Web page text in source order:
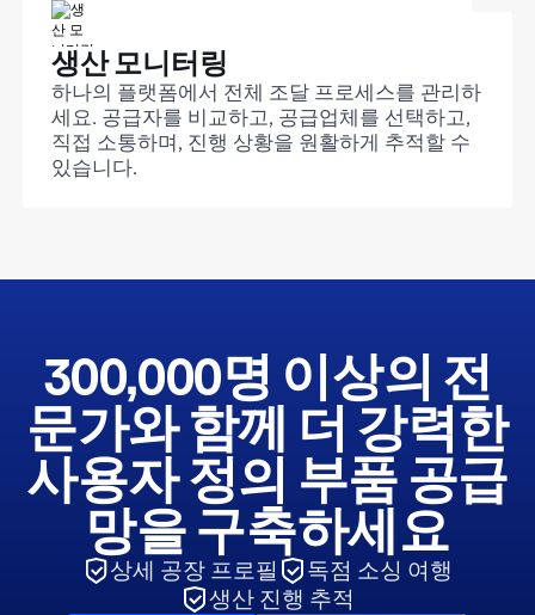
생산 모니터링
하나의 플랫폼에서 전체 조달 프로세스를 관리하
세요. 공급자를 비교하고, 공급업체를 선택하고,
직접 소통하며, 진행 상황을 원활하게 추적할 수
있습니다.
300,000명 이상의 전
문가와 함께 더 강력한
사용자 정의 부품 공급
망을 구축하세요
상세 공장 프로필
독점 소싱 여행
생산 진행 추적